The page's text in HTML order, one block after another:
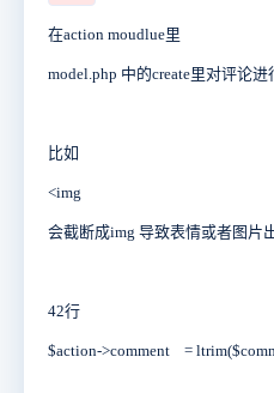
在action moudlue里
model.php 中的create里对评论进
比如
<img
会截断成img 导致表情或者图片
42行
$action->comment =